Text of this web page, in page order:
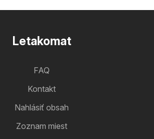
Letakomat
FAQ
Kontakt
Nahlásiť obsah
Zoznam miest